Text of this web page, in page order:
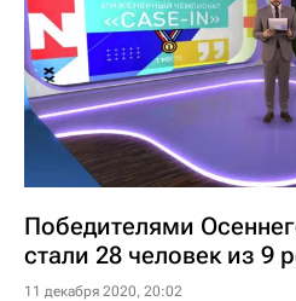
Победителями
стали 28 человек из 9
11 декабря 2020, 20:02